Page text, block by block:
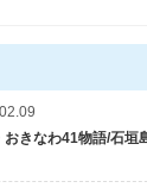
おきなわ41物語/石垣